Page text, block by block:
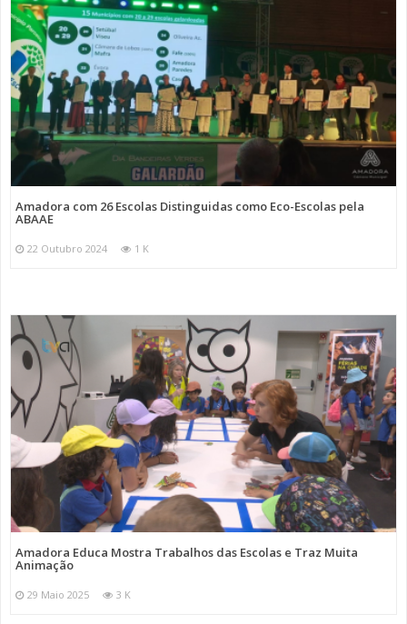
Amadora com 26 Escolas Distinguidas como Eco-Escolas pela
ABAAE
22 Outubro 2024 1 K
Amadora Educa Mostra Trabalhos das Escolas e Traz Muita
Animação
29 Maio 2025 3 K